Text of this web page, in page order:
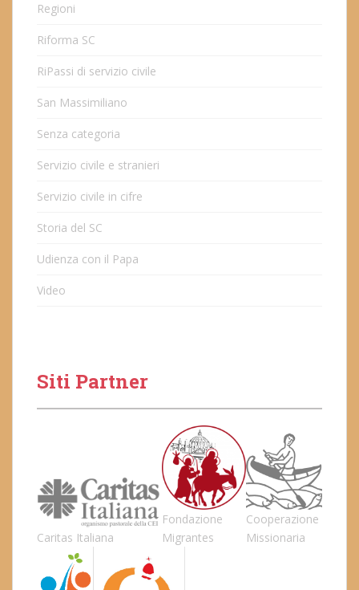
Regioni
Riforma SC
RiPassi di servizio civile
San Massimiliano
Senza categoria
Servizio civile e stranieri
Servizio civile in cifre
Storia del SC
Udienza con il Papa
Video
Siti Partner
Caritas Italiana
Fondazione
Migrantes
Cooperazione
Missionaria